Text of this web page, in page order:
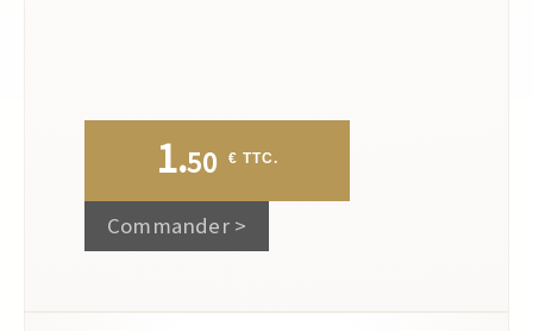
1.50  € TTC.
Commander >